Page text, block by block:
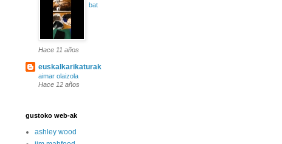
bat
Hace 11 años
euskalkarikaturak
aimar olaizola
Hace 12 años
gustoko web-ak
ashley wood